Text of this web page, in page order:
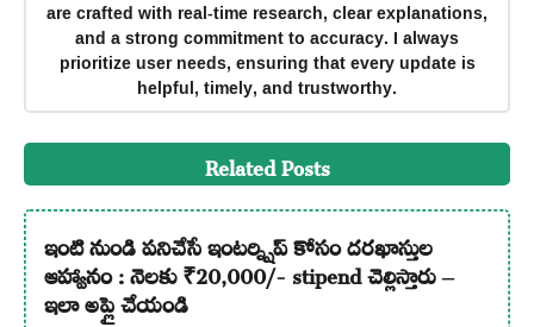
are crafted with real-time research, clear explanations,
and a strong commitment to accuracy. I always
prioritize user needs, ensuring that every update is
helpful, timely, and trustworthy.
Related Posts
ఇంటి నుండి పనిచేసే ఇంటర్న్షిప్ కోసం దరఖాస్తుల
ఆహ్వానం : నెలకు ₹20,000/- stipend చెల్లిస్తారు –
ఇలా అప్లై చేయండి